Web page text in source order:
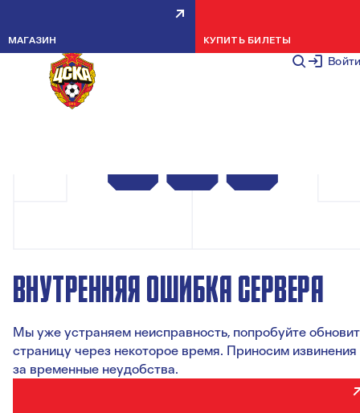
Войти
МАГАЗИН КУПИТЬ БИЛЕТЫ
ВНУТРЕННЯЯ ОШИБКА СЕРВЕРА
Мы уже устраняем неисправность, попробуйте
страницу через некоторое время. Приносим извинения
за временные неудобства.